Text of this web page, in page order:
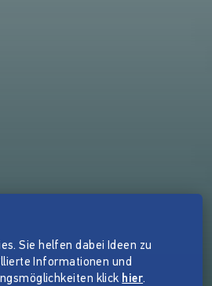
Sie helfen dabei Ideen zu
Informationen und
klick hier.